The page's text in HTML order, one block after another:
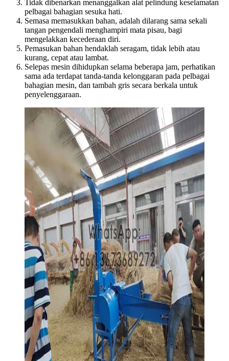
Tidak dibenarkan menanggalkan alat pelindung keselamatan
pelbagai bahagian sesuka hati.
Semasa memasukkan bahan, adalah dilarang sama sekali
tangan pengendali menghampiri mata pisau, bagi
mengelakkan kecederaan diri.
Pemasukan bahan hendaklah seragam, tidak lebih atau
kurang, cepat atau lambat.
Selepas mesin dihidupkan selama beberapa jam, perhatikan
sama ada terdapat tanda-tanda kelonggaran pada pelbagai
bahagian mesin, dan tambah gris secara berkala untuk
penyelenggaraan.